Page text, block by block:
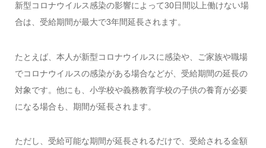
新型コロナウイルス感染の影響によって30日間以上働けない場
合は、受給期間が最大で3年間延長されます。
たとえば、本人が新型コロナウイルスに感染や、ご家族や職場
でコロナウイルスの感染がある場合などが、受給期間の延長の
対象です。他にも、小学校や義務教育学校の子供の養育が必要
になる場合も、期間が延長されます。
ただし、受給可能な期間が延長されるだけで、受給される金額